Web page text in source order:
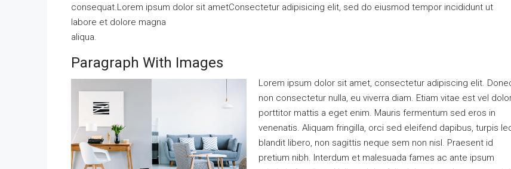
consequat.Lorem ipsum dolor sit ametConsectetur adipisicing elit, sed do eiusmod tempor incididunt ut
labore et dolore magna
aliqua.
Paragraph With Images
Lorem ipsum dolor sit amet, consectetur adipiscing elit.
non consectetur nulla, eu viverra diam. Etiam vitae est vel
porttitor mattis a eget enim. Mauris fermentum sed eros in
venenatis. Aliquam fringilla, orci sed eleifend dapibus, turpis
blandit libero, non sagittis neque sem non nisl. Praesent id
pretium nibh. Interdum et malesuada fames ac ante ipsum